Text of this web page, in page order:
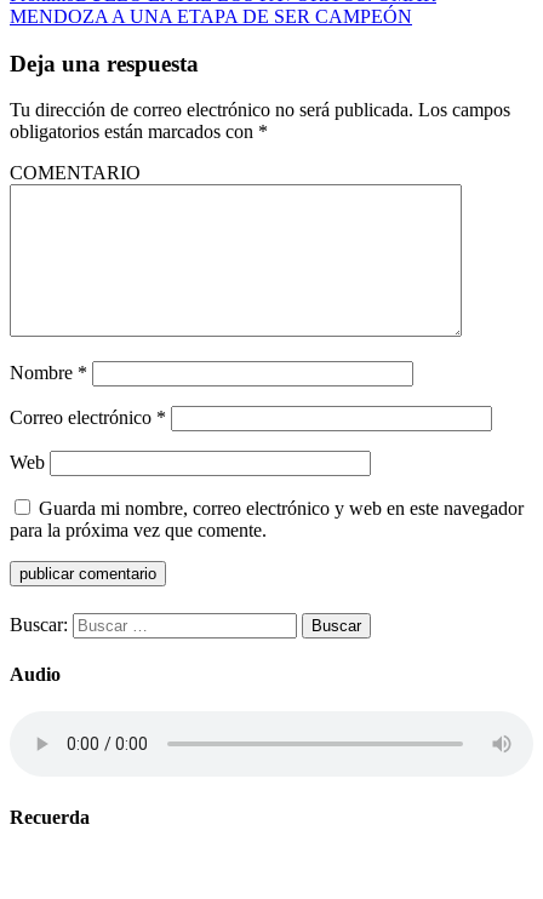
MENDOZA A UNA ETAPA DE SER CAMPEÓN
Deja una respuesta
Tu dirección de correo electrónico no será publicada. Los campos
obligatorios están marcados con *
COMENTARIO
Nombre *
Correo electrónico *
Web
Guarda mi nombre, correo electrónico y web en este navegador
para la próxima vez que comente.
Buscar:
Audio
Recuerda